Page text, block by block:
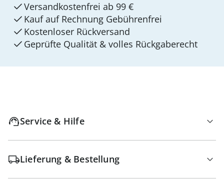
Versandkostenfrei ab 99 €
Kauf auf Rechnung Gebührenfrei
Kostenloser Rückversand
Geprüfte Qualität & volles Rückgaberecht
Service & Hilfe
Lieferung & Bestellung